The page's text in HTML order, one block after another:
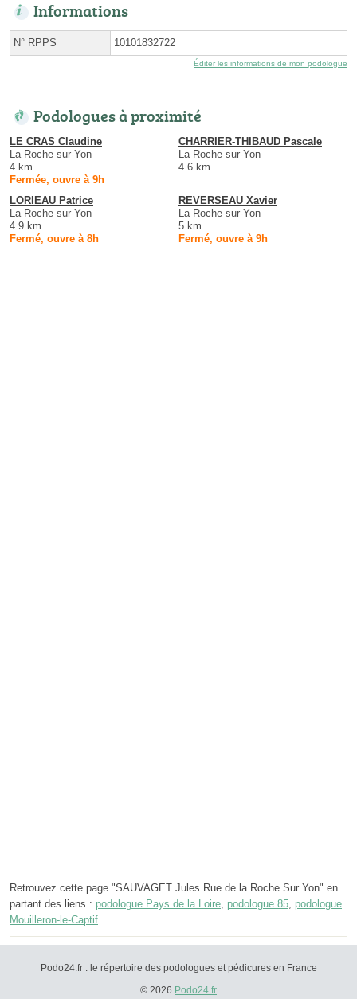
Informations
N° RPPS 10101832722
Éditer les informations de mon podologue
Podologues à proximité
LE CRAS Claudine
La Roche-sur-Yon
4 km
Fermée, ouvre à 9h
CHARRIER-THIBAUD Pascale
La Roche-sur-Yon
4.6 km
LORIEAU Patrice
La Roche-sur-Yon
4.9 km
Fermé, ouvre à 8h
REVERSEAU Xavier
La Roche-sur-Yon
5 km
Fermé, ouvre à 9h
Retrouvez cette page "SAUVAGET Jules Rue de la Roche Sur Yon" en
partant des liens : podologue Pays de la Loire, podologue 85, podologue
Mouilleron-le-Captif.
Podo24.fr : le répertoire des podologues et pédicures en France
© 2026 Podo24.fr